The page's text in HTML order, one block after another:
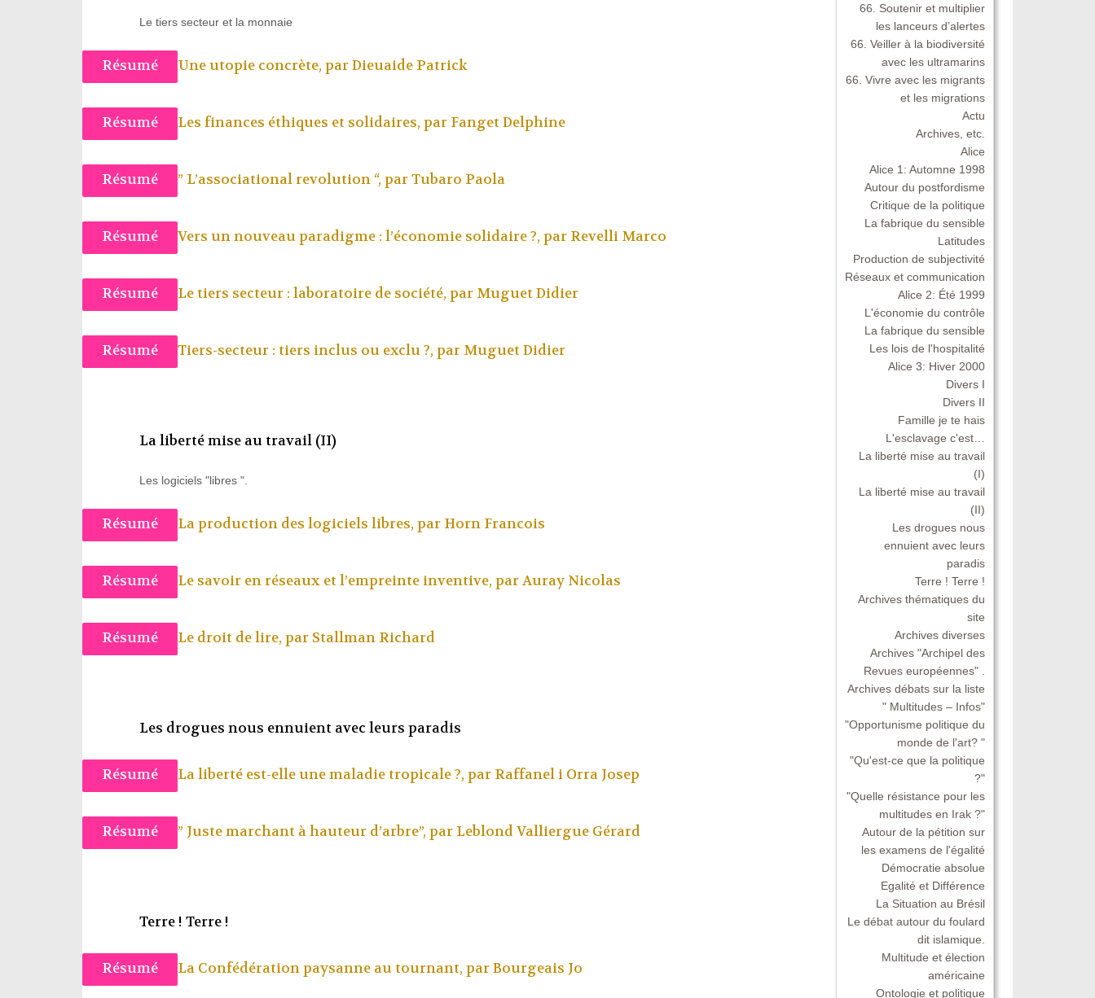
66. Soutenir et multiplier
les lanceurs d’alertes
66. Veiller à la biodiversité
avec les ultramarins
66. Vivre avec les migrants
et les migrations
Actu
Archives, etc.
Alice
Alice 1: Automne 1998
Autour du postfordisme
Critique de la politique
La fabrique du sensible
Latitudes
Production de subjectivité
Réseaux et communication
Alice 2: Été 1999
L'économie du contrôle
La fabrique du sensible
Les lois de l'hospitalité
Alice 3: Hiver 2000
Divers I
Divers II
Famille je te hais
L'esclavage c'est…
La liberté mise au travail
(I)
La liberté mise au travail
(II)
Les drogues nous
ennuient avec leurs
paradis
Terre ! Terre !
Archives thématiques du
site
Archives diverses
Archives "Archipel des
Revues européennes" .
Archives débats sur la liste
" Multitudes – Infos"
"Opportunisme politique du
monde de l'art? "
"Qu'est-ce que la politique
?"
"Quelle résistance pour les
multitudes en Irak ?"
Autour de la pétition sur
les examens de l'égalité
Démocratie absolue
Egalité et Différence
La Situation au Brésil
Le débat autour du foulard
dit islamique.
Multitude et élection
américaine
Ontologie et politique
Le tiers secteur et la monnaie
Résumé Une utopie concrète, parDieuaide Patrick
Résumé Les finances éthiques et solidaires, par Fanget Delphine
Résumé ” L’associational revolution “, parTubaro Paola
Résumé Vers un nouveau paradigme : l’économie solidaire ?, par Revelli Marco
Résumé Le tiers secteur : laboratoire de société, parMuguet Didier
Résumé Tiers-secteur : tiers inclus ou exclu ?, parMuguet Didier
La liberté mise au travail (II)
Les logiciels "libres ".
Résumé La production des logiciels libres, par Horn Francois
Résumé Le savoir en réseaux et l’empreinte inventive, parAuray Nicolas
Résumé Le droit de lire, par Stallman Richard
Les drogues nous ennuient avec leurs paradis
Résumé La liberté est-elle une maladie tropicale ?, par Raffanel i Orra Josep
Résumé ” Juste marchant à hauteur d’arbre”, par Leblond Valliergue Gérard
Terre ! Terre !
Résumé La Confédération paysanne au tournant, parBourgeais Jo